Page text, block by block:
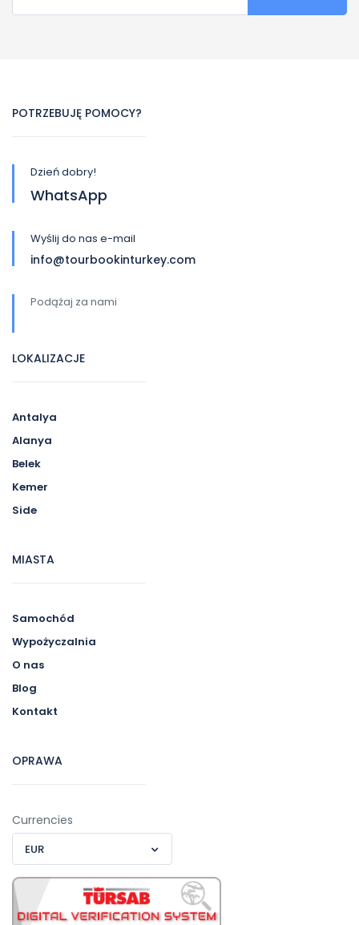
POTRZEBUJĘ POMOCY?
Dzień dobry!
WhatsApp
Wyślij do nas e-mail
info@tourbookinturkey.com
Podążaj za nami
LOKALIZACJE
Antalya
Alanya
Belek
Kemer
Side
MIASTA
Samochód
Wypożyczalnia
O nas
Blog
Kontakt
OPRAWA
Currencies
EUR